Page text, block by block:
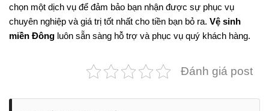
chọn một dịch vụ để đảm bảo bạn nhận được sự phục vụ
chuyên nghiệp và giá trị tốt nhất cho tiền bạn bỏ ra. Vệ sinh
miền Đông luôn sẵn sàng hỗ trợ và phục vụ quý khách hàng.
Đánh giá post